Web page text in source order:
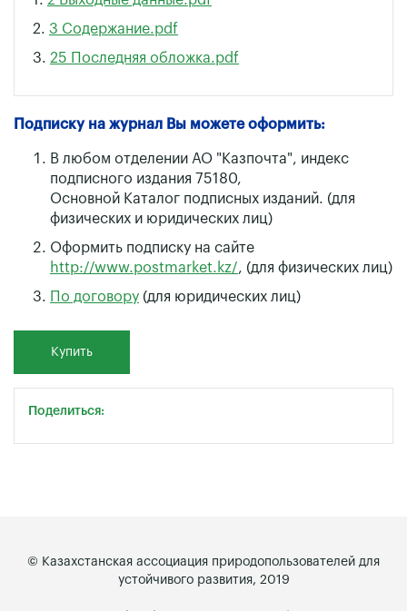
2. 3 Содержание.pdf
3. 25 Последняя обложка.pdf
Подписку на журнал Вы можете оформить:
В любом отделении АО "Казпочта", индекс
подписного издания 75180,
Основной Каталог подписных изданий. (для
физических и юридических лиц)
Оформить подписку на сайте
http://www.postmarket.kz/, (для физических лиц)
По договору (для юридических лиц)
Купить
Поделиться:
© Казахстанская ассоциация природопользователей для
устойчивого развития, 2019